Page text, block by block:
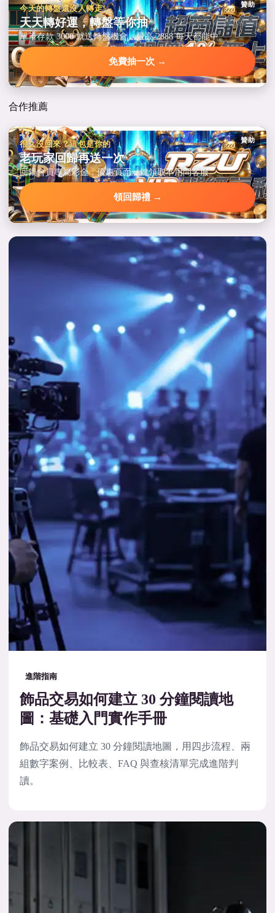
贊助
今天的轉盤還沒人轉走
天天轉好運，轉盤等你抽
單筆存款 3000 就送轉盤機會，最高 2888 每天都能中。
免費抽一次 →
合作推薦
贊助
很久沒回來？這包是你的
老玩家回歸再送一次
回鍋會員專屬彩金，優惠頁面一鍵領取不用問客服。
領回歸禮 →
進階指南
飾品交易如何建立 30 分鐘閱讀地
圖：基礎入門實作手冊
飾品交易如何建立 30 分鐘閱讀地圖，用四步流程、兩
組數字案例、比較表、FAQ 與查核清單完成進階判
讀。